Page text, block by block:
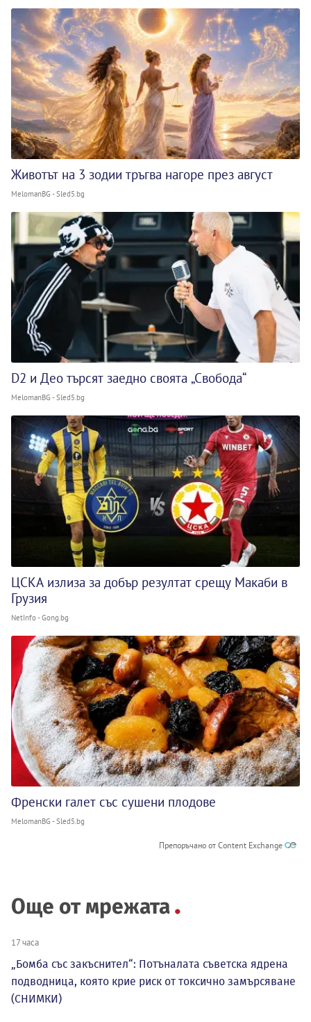
Животът на 3 зодии тръгва нагоре през август
MelomanBG - Sled5.bg
D2 и Део търсят заедно своята „Свобода“
MelomanBG - Sled5.bg
ЦСКА излиза за добър резултат срещу Макаби в
Грузия
NetInfo - Gong.bg
Френски галет със сушени плодове
MelomanBG - Sled5.bg
Препоръчано от Content Exchange
Още от мрежата
17 часа
„Бомба със закъснител“: Потъналата съветска ядрена
подводница, която крие риск от токсично замърсяване
(СНИМКИ)